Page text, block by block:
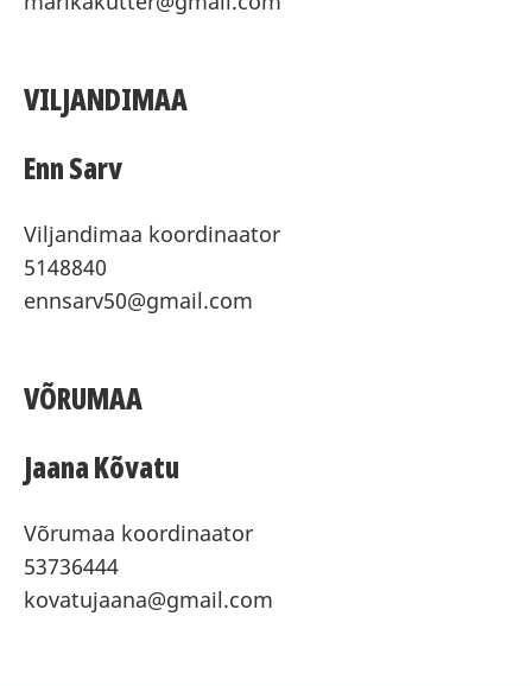
VILJANDIMAA
Enn Sarv
Viljandimaa koordinaator
5148840
ennsarv50@gmail.com
VÕRUMAA
JaanaKõvatu
Võrumaa koordinaator
53736444
kovatujaana@gmail.com